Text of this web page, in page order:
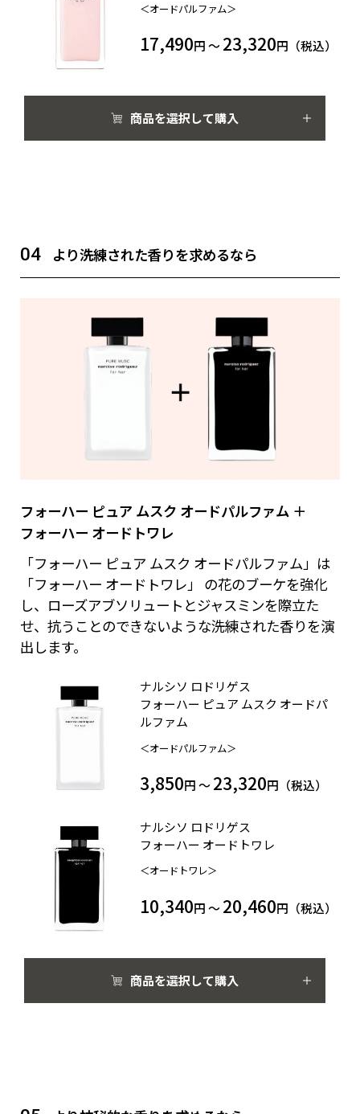
＜オードパルファム＞
17,490円 ～23,320円（税込）
商品を選択して購入
04 より洗練された香りを求めるなら
フォーハー ピュア ムスク オードパルファム ＋
フォーハー オードトワレ
「フォーハー ピュア ムスク オードパルファム」は
「フォーハー オードトワレ」 の花のブーケを強化
し、ローズアブソリュートとジャスミンを際立た
せ、抗うことのできないような洗練された香りを演
出します。
ナルシソ ロドリゲス
フォーハー ピュア ムスク オードパ
ルファム
＜オードパルファム＞
3,850円 ～23,320円（税込）
ナルシソ ロドリゲス
フォーハー オードトワレ
＜オードトワレ＞
10,340円 ～20,460円（税込）
商品を選択して購入